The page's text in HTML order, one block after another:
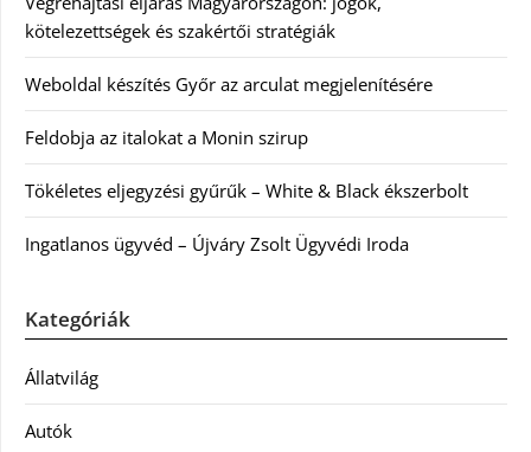
kötelezettségek és szakértői stratégiák
Weboldal készítés Győr az arculat megjelenítésére
Feldobja az italokat a Monin szirup
Tökéletes eljegyzési gyűrűk – White & Black ékszerbolt
Ingatlanos ügyvéd – Újváry Zsolt Ügyvédi Iroda
Kategóriák
Állatvilág
Autók